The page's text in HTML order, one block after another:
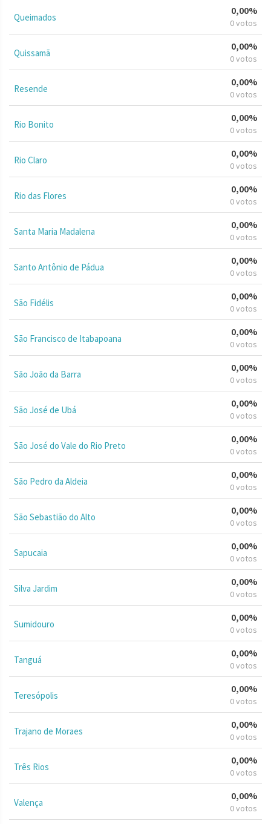
Queimados
0,00%
0 votos
Quissamã
0,00%
0 votos
Resende
0,00%
0 votos
Rio Bonito
0,00%
0 votos
Rio Claro
0,00%
0 votos
Rio das Flores
0,00%
0 votos
Santa Maria Madalena
0,00%
0 votos
Santo Antônio de Pádua
0,00%
0 votos
São Fidélis
0,00%
0 votos
São Francisco de Itabapoana
0,00%
0 votos
São João da Barra
0,00%
0 votos
São José de Ubá
0,00%
0 votos
São José do Vale do Rio Preto
0,00%
0 votos
São Pedro da Aldeia
0,00%
0 votos
São Sebastião do Alto
0,00%
0 votos
Sapucaia
0,00%
0 votos
Silva Jardim
0,00%
0 votos
Sumidouro
0,00%
0 votos
Tanguá
0,00%
0 votos
Teresópolis
0,00%
0 votos
Trajano de Moraes
0,00%
0 votos
Três Rios
0,00%
0 votos
Valença
0,00%
0 votos